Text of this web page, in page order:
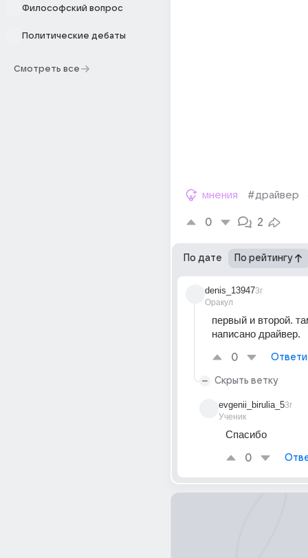
Философский вопрос
Политические дебаты
Смотреть все
мнения #драйвер
0 2
По дате По рейтингу
denis_13947
Оракул
3г
первый и второй.
написано драйвер.
0
Скрыть ветку
evgenii_birulia_5
Ученик
3г
Спасибо
0